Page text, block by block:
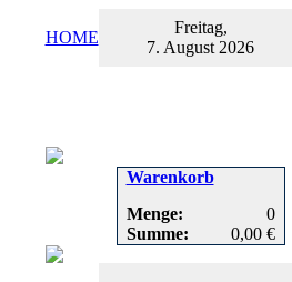
HOME
Freitag,
7. August 2026
Warenkorb
Menge:
0
Summe:
0,00 €